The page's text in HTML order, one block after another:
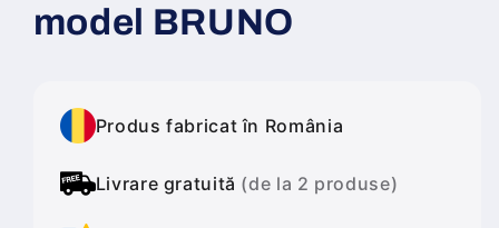
model BRUNO
Produs fabricat în România
Livrare gratuită (de la 2 produse)